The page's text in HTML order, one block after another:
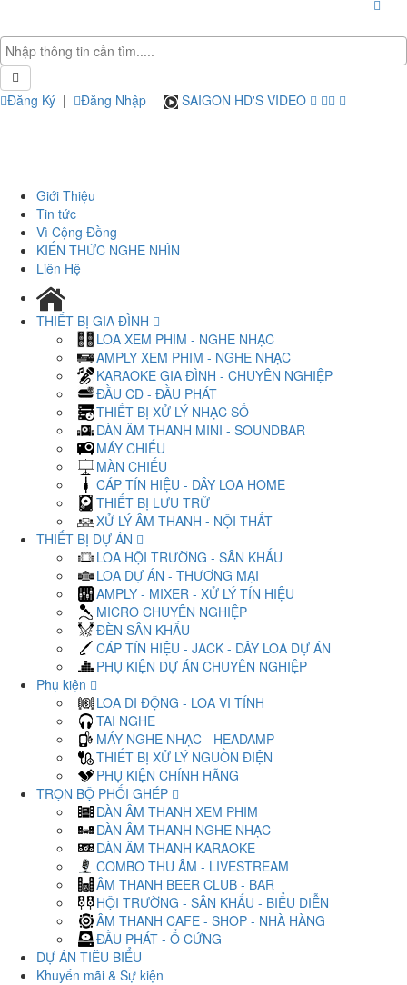
Đăng Ký | Đăng Nhập SAIGON HD'S VIDEO
Giới Thiệu
Tin tức
Vì Cộng Đồng
KIẾN THỨC NGHE NHÌN
Liên Hệ
THIẾT BỊ GIA ĐÌNH
LOA XEM PHIM - NGHE NHẠC
AMPLY XEM PHIM - NGHE NHẠC
KARAOKE GIA ĐÌNH - CHUYÊN NGHIỆP
ĐẦU CD - ĐẦU PHÁT
THIẾT BỊ XỬ LÝ NHẠC SỐ
DÀN ÂM THANH MINI - SOUNDBAR
MÁY CHIẾU
MÀN CHIẾU
CÁP TÍN HIỆU - DÂY LOA HOME
THIẾT BỊ LƯU TRỮ
XỬ LÝ ÂM THANH - NỘI THẤT
THIẾT BỊ DỰ ÁN
LOA HỘI TRƯỜNG - SÂN KHẤU
LOA DỰ ÁN - THƯƠNG MẠI
AMPLY - MIXER - XỬ LÝ TÍN HIỆU
MICRO CHUYÊN NGHIỆP
ĐÈN SÂN KHẤU
CÁP TÍN HIỆU - JACK - DÂY LOA DỰ ÁN
PHỤ KIỆN DỰ ÁN CHUYÊN NGHIỆP
Phụ kiện
LOA DI ĐỘNG - LOA VI TÍNH
TAI NGHE
MÁY NGHE NHẠC - HEADAMP
THIẾT BỊ XỬ LÝ NGUỒN ĐIỆN
PHỤ KIỆN CHÍNH HÃNG
TRỌN BỘ PHỐI GHÉP
DÀN ÂM THANH XEM PHIM
DÀN ÂM THANH NGHE NHẠC
DÀN ÂM THANH KARAOKE
COMBO THU ÂM - LIVESTREAM
ÂM THANH BEER CLUB - BAR
HỘI TRƯỜNG - SÂN KHẤU - BIỂU DIỄN
ÂM THANH CAFE - SHOP - NHÀ HÀNG
ĐẦU PHÁT - Ổ CỨNG
DỰ ÁN TIÊU BIỂU
Khuyến mãi & Sự kiện